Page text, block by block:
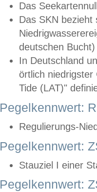
Das
Das SKN
deutschen
In Deutschland
örtlich
Tide (LAT)"
Pegelkennwert:
Regulierungs-
Pegelkennwert:
Stauziel I einer
Pegelkennwert: